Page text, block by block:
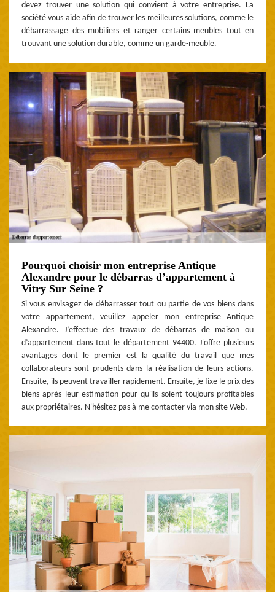
devez trouver une solution qui convient à votre entreprise. La
société vous aide afin de trouver les meilleures solutions, comme le
débarrassage des mobiliers et ranger certains meubles tout en
trouvant une solution durable, comme un garde-meuble.
Pourquoi choisir mon entreprise Antique
Alexandre pour le débarras d’appartement à
Vitry Sur Seine ?
Si vous envisagez de débarrasser tout ou partie de vos biens dans
votre appartement, veuillez appeler mon entreprise Antique
Alexandre. J’effectue des travaux de débarras de maison ou
d’appartement dans tout le département 94400. J'offre plusieurs
avantages dont le premier est la qualité du travail que mes
collaborateurs sont prudents dans la réalisation de leurs actions.
Ensuite, ils peuvent travailler rapidement. Ensuite, je fixe le prix des
biens après leur estimation pour qu'ils soient toujours profitables
aux propriétaires. N'hésitez pas à me contacter via mon site Web.